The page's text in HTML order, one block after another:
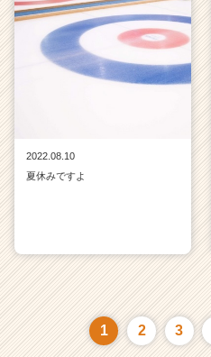
2022.08.10
夏休みですよ
1 2 3